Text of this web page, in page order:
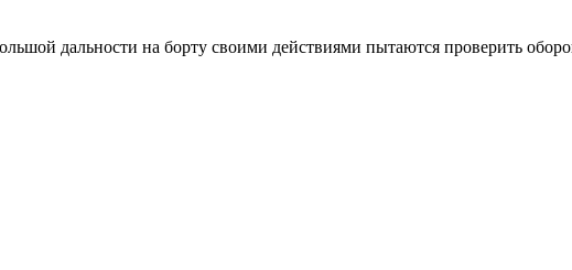
дальности на борту своими действиями пытаются проверить